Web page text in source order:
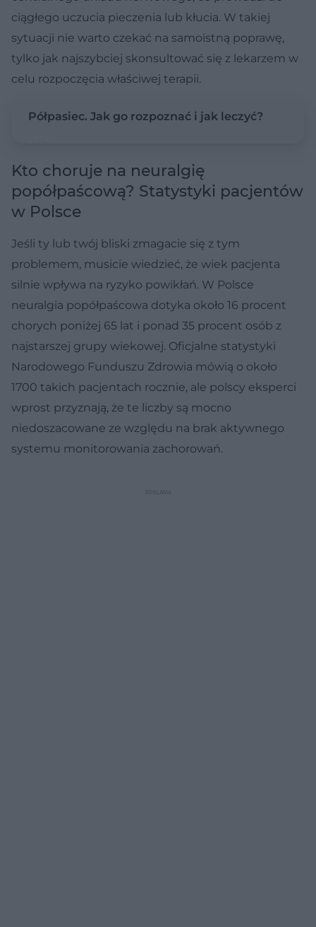
ciągłego uczucia pieczenia lub kłucia. W takiej
sytuacji nie warto czekać na samoistną poprawę,
tylko jak najszybciej skonsultować się z lekarzem w
celu rozpoczęcia właściwej terapii.
Półpasiec. Jak go rozpoznać i jak leczyć?
Kto choruje na neuralgię
popółpaścową? Statystyki pacjentów
w Polsce
Jeśli ty lub twój bliski zmagacie się z tym
problemem, musicie wiedzieć, że wiek pacjenta
silnie wpływa na ryzyko powikłań. W Polsce
neuralgia popółpaścowa dotyka około 16 procent
chorych poniżej 65 lat i ponad 35 procent osób z
najstarszej grupy wiekowej. Oficjalne statystyki
Narodowego Funduszu Zdrowia mówią o około
1700 takich pacjentach rocznie, ale polscy eksperci
wprost przyznają, że te liczby są mocno
niedoszacowane ze względu na brak aktywnego
systemu monitorowania zachorowań.